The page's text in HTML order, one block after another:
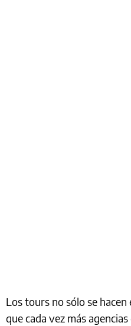
Los tours no sólo se
que cada vez más